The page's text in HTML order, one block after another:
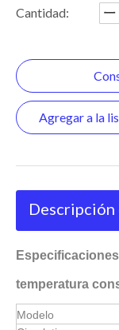
Cantidad:
Agregar a la
temperatura
Modelo